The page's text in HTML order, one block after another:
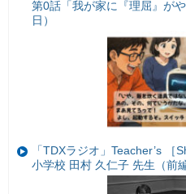
第0話「我が家に『理屈』が
日）
「TDXラジオ」Teacher’s
小学校 田村 久仁子 先生（前